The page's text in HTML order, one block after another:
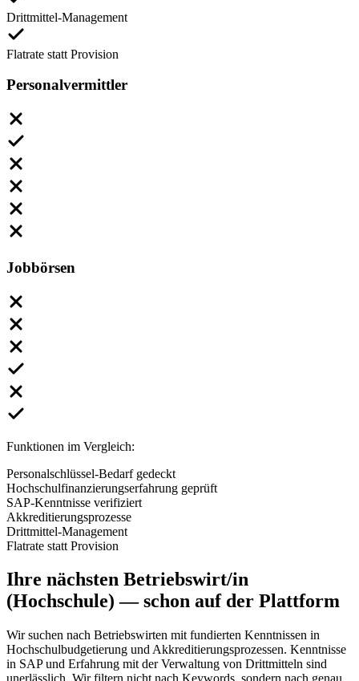
Drittmittel-Management
Flatrate statt Provision
Personalvermittler
Jobbörsen
Funktionen im Vergleich:
Personalschlüssel-Bedarf gedeckt
Hochschulfinanzierungserfahrung geprüft
SAP-Kenntnisse verifiziert
Akkreditierungsprozesse
Drittmittel-Management
Flatrate statt Provision
Ihre nächsten Betriebswirt/in
(Hochschule) — schon auf der Plattform
Wir suchen nach Betriebswirten mit fundierten Kenntnissen in
Hochschulbudgetierung und Akkreditierungsprozessen. Kenntnisse
in SAP und Erfahrung mit der Verwaltung von Drittmitteln sind